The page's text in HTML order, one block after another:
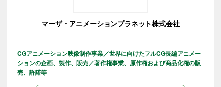
マーザ・アニメーションプラネット株式会社
CGアニメーション映像制作事業／世界に向けたフルCG長編アニメー
ションの企画、製作、販売／著作権事業、原作権および商品化権の販
売、許諾等